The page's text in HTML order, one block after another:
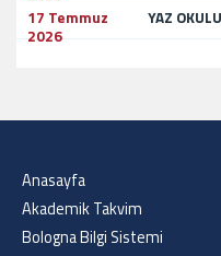
17 Temmuz
2026
YAZ
Anasayfa
Akademik Takvim
Bologna Bilgi Sistemi